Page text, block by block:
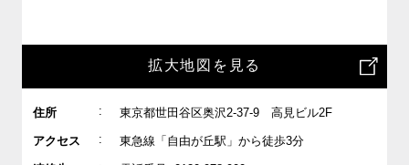
拡大地図を見る
住所 : 東京都世田谷区奥沢2-37-9 高見ビル2F
アクセス : 東急線「自由が丘駅」から徒歩3分